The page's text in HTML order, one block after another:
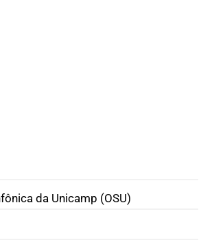
da Unicamp (OSU)